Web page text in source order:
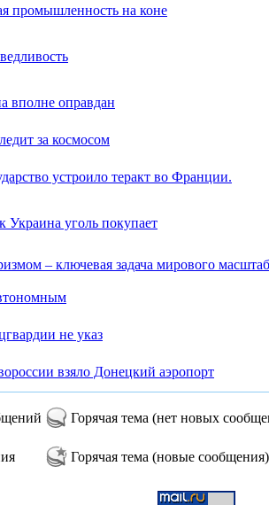
промышленность на коне
вполне оправдан
за космосом
устроило теракт во Франции.
Украина уголь покупает
– ключевая задача мирового
не указ
взяло Донецкий аэропорт
Горячая тема (нет новых
Горячая тема (новые сообщения)